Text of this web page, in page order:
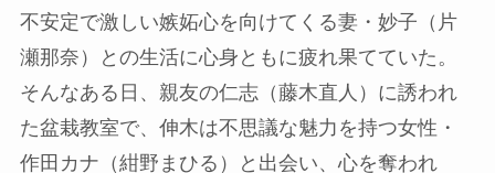
不安定で激しい嫉妬心を向けてくる妻・妙子（片
瀬那奈）との生活に心身ともに疲れ果てていた。
そんなある日、親友の仁志（藤木直人）に誘われ
た盆栽教室で、伸木は不思議な魅力を持つ女性・
作田カナ（紺野まひる）と出会い、心を奪われ